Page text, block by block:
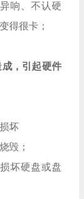
响、不认硬
得很卡；
，引起硬件
坏
毁；
坏硬盘或盘